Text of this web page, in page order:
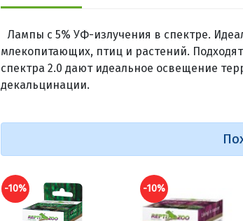
Лампы с 5% УФ-излучения в спектре.
млекопитающих, птиц и растений.
спектра 2.0 дают идеальное освещение
декальцинации.
-10% -10%